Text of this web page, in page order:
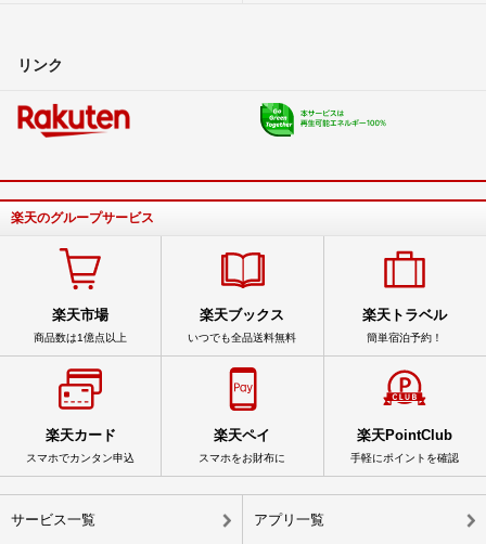
リンク
楽天のグループサービス
楽天市場
商品数は1億点以上
楽天ブックス
いつでも全品送料無料
楽天トラベル
簡単宿泊予約！
楽天カード
スマホでカンタン申込
楽天ペイ
スマホをお財布に
楽天PointClub
手軽にポイントを確認
サービス一覧 アプリ一覧